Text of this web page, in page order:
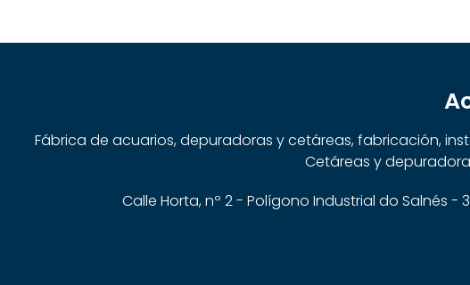
Fábrica de acuarios, depuradoras y cetáreas, fabricación,
Cetáreas y
Calle Horta, nº 2 - Polígono Industrial do Salnés -